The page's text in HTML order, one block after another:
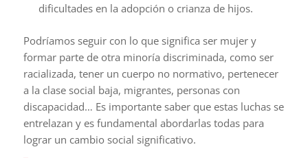
dificultades en la adopción o crianza de hijos.
Podríamos seguir con lo que significa ser mujer y
formar parte de otra minoría discriminada, como ser
racializada, tener un cuerpo no normativo, pertenecer
a la clase social baja, migrantes, personas con
discapacidad… Es importante saber que estas luchas se
entrelazan y es fundamental abordarlas todas para
lograr un cambio social significativo.